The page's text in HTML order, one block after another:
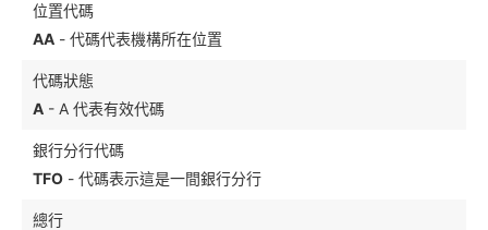
位置代碼
AA - 代碼代表機構所在位置
代碼狀態
A - A 代表有效代碼
銀行分行代碼
TFO - 代碼表示這是一間銀行分行
總行